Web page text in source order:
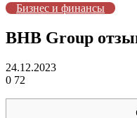
Бизнес и финансы
BHB Group
24.12.2023
0 72